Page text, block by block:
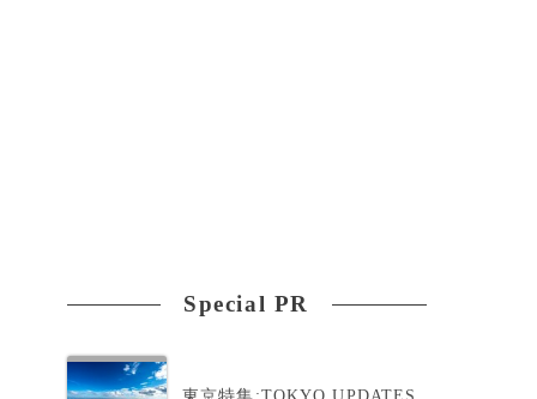
Special PR
東京特集:TOKYO UPDATES